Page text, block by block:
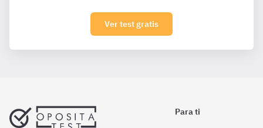
Ver test gratis
Para ti